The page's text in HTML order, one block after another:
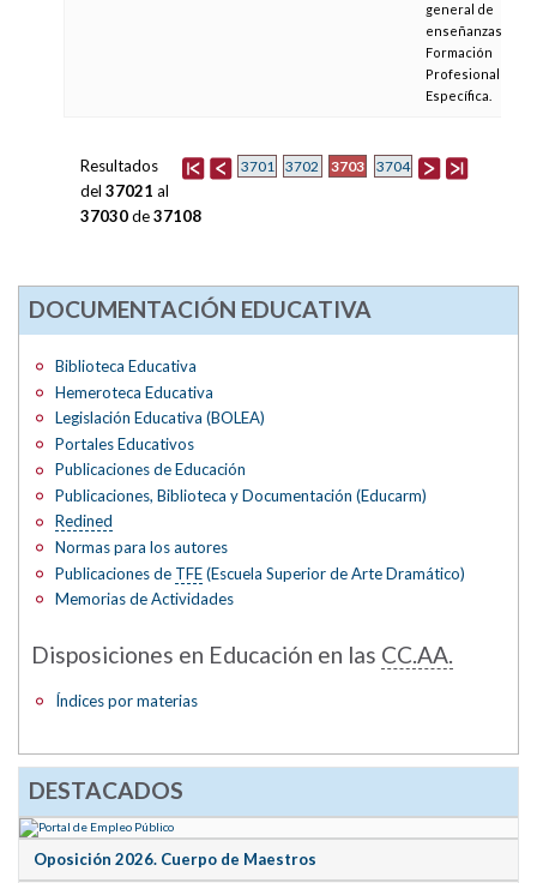
general de
enseñanzas de
Formación
Profesional
Específica.
3701 3702 3703 3704
Resultados
del 37021 al
37030de37108
DOCUMENTACIÓN EDUCATIVA
Biblioteca Educativa
Hemeroteca Educativa
Legislación Educativa (BOLEA)
Portales Educativos
Publicaciones de Educación
Publicaciones, Biblioteca y Documentación (Educarm)
Redined
Normas para los autores
Publicaciones de TFE(Escuela Superior de Arte Dramático)
Memorias de Actividades
Disposiciones en Educación en las CC.AA.
Índices por materias
DESTACADOS
Oposición 2026. Cuerpo de Maestros